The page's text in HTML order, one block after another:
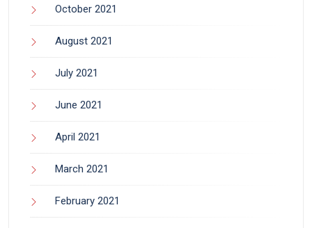
October 2021
August 2021
July 2021
June 2021
April 2021
March 2021
February 2021